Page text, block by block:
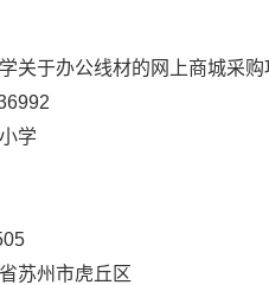
关于办公线材的网上商城采购
学
苏州市虎丘区